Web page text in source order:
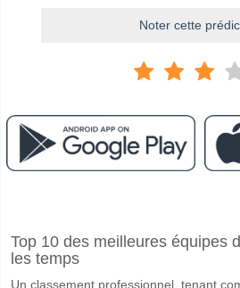
Noter cette
Le match entre AD Ceuta v CD
Top 10 des meilleures équipes
les temps
Un classement professionnel, tenant